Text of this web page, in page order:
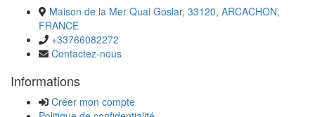
Maison de la Mer Quai Goslar, 33120, ARCACHON,
FRANCE
+33766082272
Contactez-nous
Informations
Créer mon compte